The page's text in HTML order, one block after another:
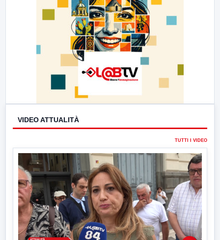
VIDEO ATTUALITÀ
TUTTI I VIDEO